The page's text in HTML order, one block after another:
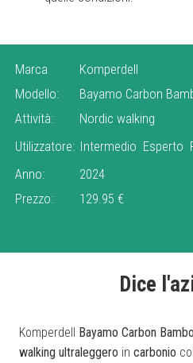
Marca
Komperdell
Modello:
Bayamo Carbon
Attività:
Nordic walking
Utilizzatore: Intermedio Esperto
Anno:
2024
Prezzo:
129.95 €
Dice
Komperdell Bayamo Carbon
walking ultraleggero in carbonio